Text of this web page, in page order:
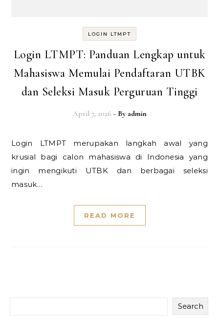
LOGIN LTMPT
Login LTMPT: Panduan Lengkap untuk
Mahasiswa Memulai Pendaftaran UTBK
dan Seleksi Masuk Perguruan Tinggi
April 7, 2026 - By admin
Login LTMPT merupakan langkah awal yang
krusial bagi calon mahasiswa di Indonesia yang
ingin mengikuti UTBK dan berbagai seleksi
masuk…
READ MORE
Search